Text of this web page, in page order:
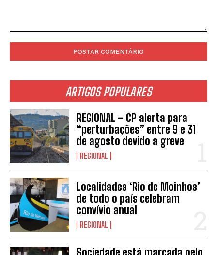
ARTIGOS POPULARES
REGIONAL – CP alerta para
“perturbações” entre 9 e 31
de agosto devido a greve
REGIONAL
Localidades ‘Rio de Moinhos’
de todo o país celebram
convívio anual
REGIONAL
Sociedade está marcada pelo